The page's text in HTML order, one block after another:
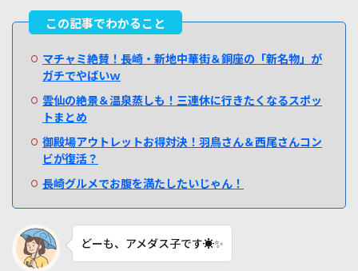
マチャミ絶賛！長崎・新地中華街＆銅座の「新名物」が
ガチでやばいｗ
雲仙の絶景＆温泉蒸しも！三連休に行きたくなるスポッ
トまとめ
御殿場アウトレットお得対決！羽鳥さん＆西尾さんコン
ビが復活？
長崎グルメでお腹を満たしたいじゃん！
どーも、アメダス子です☀️✨